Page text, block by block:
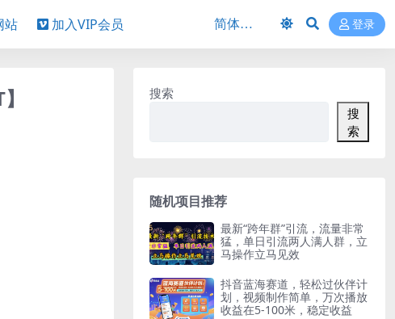
站 加入VIP会员 登录
搜索
搜
索
随机项目推荐
最新“跨年群”引流，流量非常
猛，单日引流两人满人群，立
马操作立马见效
抖音蓝海赛道，轻松过伙伴计
划，视频制作简单，万次播放
收益在5-100米，稳定收益